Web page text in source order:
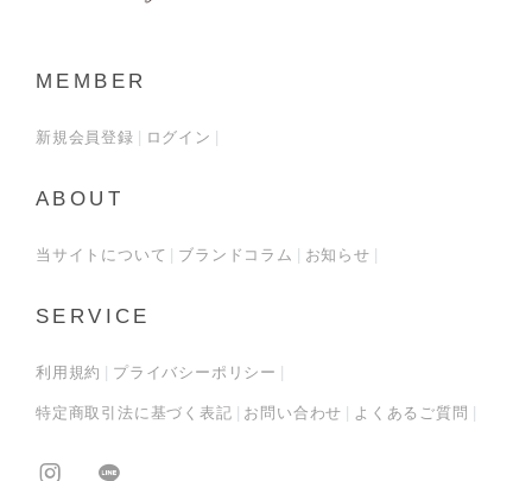
MEMBER
新規会員登録 ログイン
ABOUT
当サイトについて ブランドコラム お知らせ
SERVICE
利用規約 プライバシーポリシー
特定商取引法に基づく表記 お問い合わせ よくあるご質問